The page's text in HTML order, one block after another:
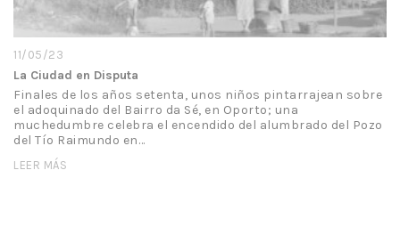
11/05/23
La Ciudad en Disputa
Finales de los años setenta, unos niños pintarrajean sobre
el adoquinado del Bairro da Sé, en Oporto; una
muchedumbre celebra el encendido del alumbrado del Pozo
del Tío Raimundo en…
LEER MÁS